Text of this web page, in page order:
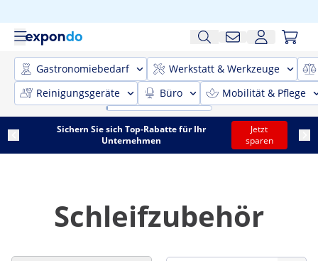
Gastronomiebedarf
Werkstatt & Werkzeuge
Reinigungsgeräte
Büro Mobilität & Pflege
Sichern Sie sich Top-Rabatte für Ihr
Unternehmen
Jetzt
sparen
Schleifzubehör